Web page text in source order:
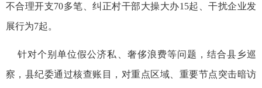
不合理开支70多笔、纠正村干部大操大办15起、干扰企业发
展行为7起。
针对个别单位假公济私、奢侈浪费等问题，结合县乡巡
察，县纪委通过核查账目，对重点区域、重要节点突击暗访